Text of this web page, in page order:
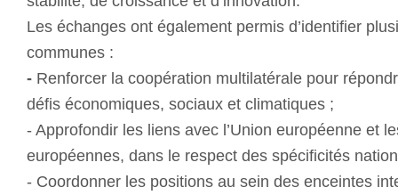
Les échanges ont également permis d’identifier
communes :
- Renforcer la coopération multilatérale pour
défis économiques, sociaux et climatiques ;
- Approfondir les liens avec l’Union européenne et
européennes, dans le respect des spécificités
- Coordonner les positions au sein des enceintes